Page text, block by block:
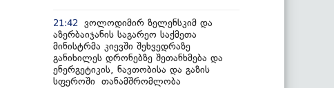
21:42
ვოლოდიმირ ზელენსკიმ და
აზერბაიჯანის საგარეო საქმეთა
მინისტრმა კიევში შეხვედრაზე
განიხილეს დრონებზე შეთანხმება და
ენერგეტიკის, ნავთობისა და გაზის
სფეროში თანამშრომლობა